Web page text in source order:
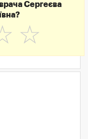
Сергеєва
☆